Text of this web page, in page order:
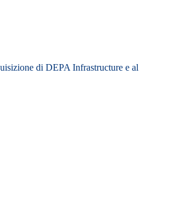
di DEPA Infrastructure e al